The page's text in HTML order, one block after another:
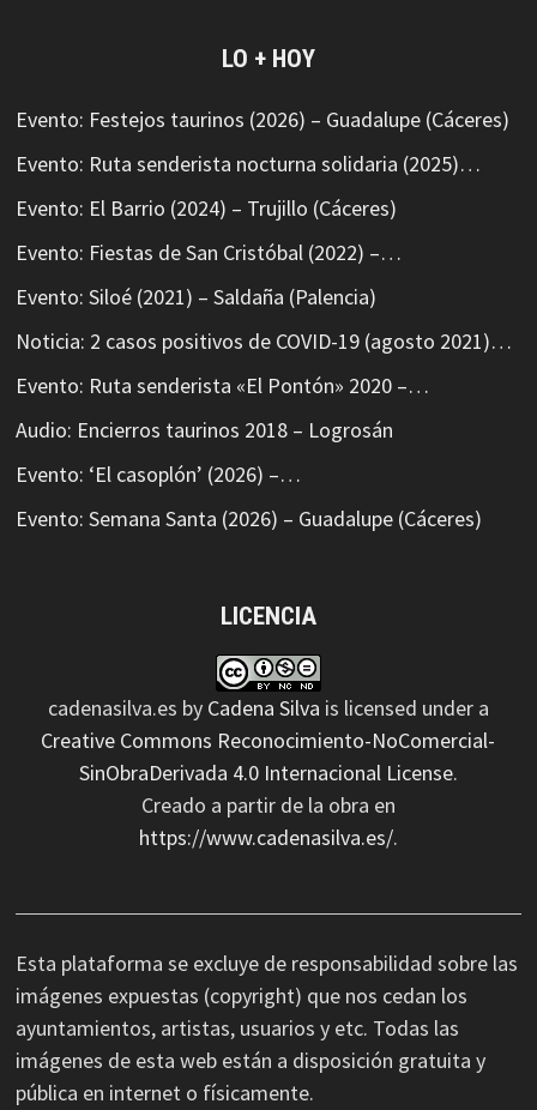
LO + HOY
Evento: Festejos taurinos (2026) – Guadalupe (Cáceres)
Evento: Ruta senderista nocturna solidaria (2025)…
Evento: El Barrio (2024) – Trujillo (Cáceres)
Evento: Fiestas de San Cristóbal (2022) –…
Evento: Siloé (2021) – Saldaña (Palencia)
Noticia: 2 casos positivos de COVID-19 (agosto 2021)…
Evento: Ruta senderista «El Pontón» 2020 –…
Audio: Encierros taurinos 2018 – Logrosán
Evento: ‘El casoplón’ (2026) –…
Evento: Semana Santa (2026) – Guadalupe (Cáceres)
LICENCIA
cadenasilva.es by Cadena Silva is licensed under a
Creative Commons Reconocimiento-NoComercial-
SinObraDerivada 4.0 Internacional License.
Creado a partir de la obra en
https://www.cadenasilva.es/.
Esta plataforma se excluye de responsabilidad sobre las
imágenes expuestas (copyright) que nos cedan los
ayuntamientos, artistas, usuarios y etc. Todas las
imágenes de esta web están a disposición gratuita y
pública en internet o físicamente.